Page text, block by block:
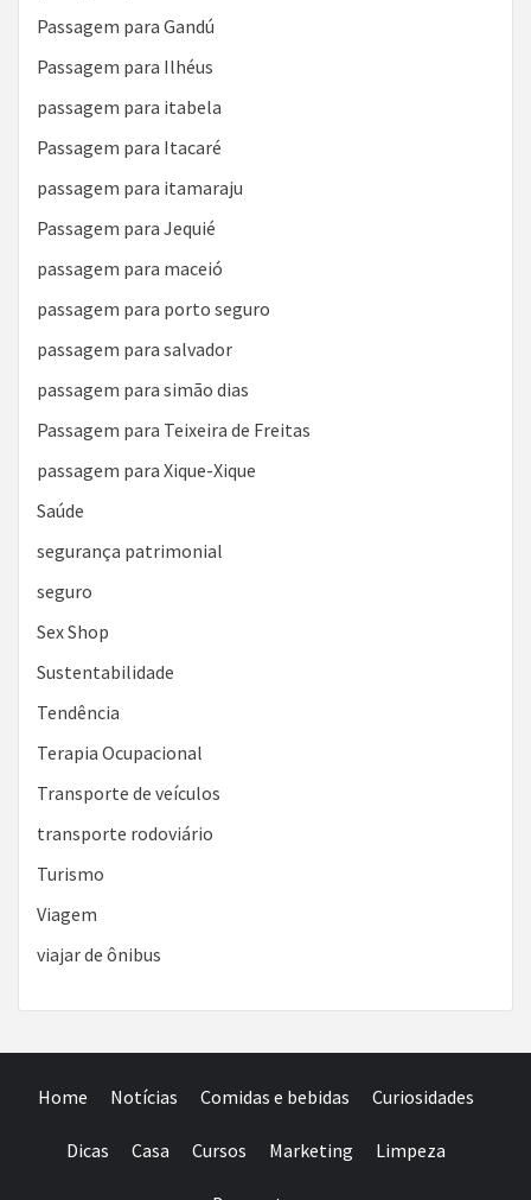
Passagem para Gandú
Passagem para Ilhéus
passagem para itabela
Passagem para Itacaré
passagem para itamaraju
Passagem para Jequié
passagem para maceió
passagem para porto seguro
passagem para salvador
passagem para simão dias
Passagem para Teixeira de Freitas
passagem para Xique-Xique
Saúde
segurança patrimonial
seguro
Sex Shop
Sustentabilidade
Tendência
Terapia Ocupacional
Transporte de veículos
transporte rodoviário
Turismo
Viagem
viajar de ônibus
Home Notícias Comidas e bebidas Curiosidades
Dicas Casa Cursos Marketing Limpeza